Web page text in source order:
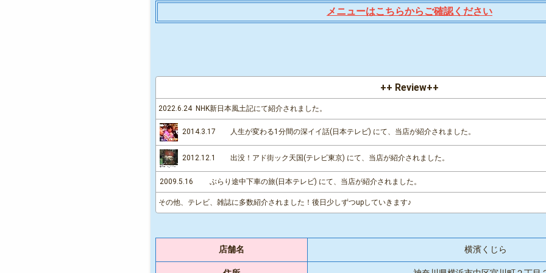
メニューはこちらからご確認ください
++ Review++
2022.6.24 NHK新日本風土記にて紹介されました。
2014.3.17 人生が変わる1分間の深イイ話(日本テレビ) にて、当店が紹介されました。
2012.12.1 出没！アド街ック天国(テレビ東京) にて、当店が紹介されました。
2009.5.16 ぶらり途中下車の旅(日本テレビ) にて、当店が紹介されました。
その他、テレビ、雑誌に多数紹介されました！後日少しずつupしていきます♪
店舗名 横濱くじら